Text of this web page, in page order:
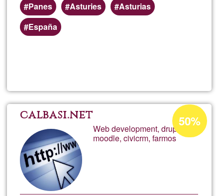
Panes
Asturies
Asturias
España
calbasi.net
Web development, drupal,
moodle, civicrm, farmos
Acceptance
percentage
of
50%